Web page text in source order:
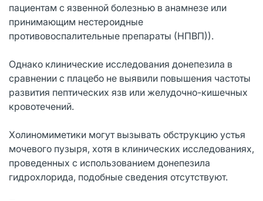
пациентам с язвенной болезнью в анамнезе или
принимающим нестероидные
противовоспалительные препараты (НПВП)).
Однако клинические исследования донепезила в
сравнении с плацебо не выявили повышения частоты
развития пептических язв или желудочно-кишечных
кровотечений.
Холиномиметики могут вызывать обструкцию устья
мочевого пузыря, хотя в клинических исследованиях,
проведенных с использованием донепезила
гидрохлорида, подобные сведения отсутствуют.